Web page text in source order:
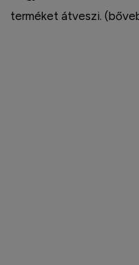
terméket átveszi.